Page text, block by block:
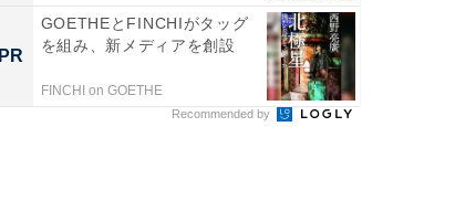
PR
GOETHEとFINCHIがタッグ
を組み、新メディアを創設
FINCHI on GOETHE
Recommended by